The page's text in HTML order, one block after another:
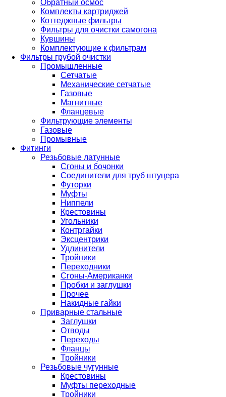
Обратный осмос
Комплекты картриджей
Коттеджные фильтры
Фильтры для очистки самогона
Кувшины
Комплектующие к фильтрам
Фильтры грубой очистки
Промышленные
Сетчатые
Механические сетчатые
Газовые
Магнитные
Фланцевые
Фильтрующие элементы
Газовые
Промывные
Фитинги
Резьбовые латунные
Сгоны и бочонки
Соединители для труб штуцера
Футорки
Муфты
Ниппели
Крестовины
Угольники
Контргайки
Эксцентрики
Удлинители
Тройники
Переходники
Сгоны-Американки
Пробки и заглушки
Прочее
Накидные гайки
Приварные стальные
Заглушки
Отводы
Переходы
Фланцы
Тройники
Резьбовые чугунные
Крестовины
Муфты переходные
Тройники